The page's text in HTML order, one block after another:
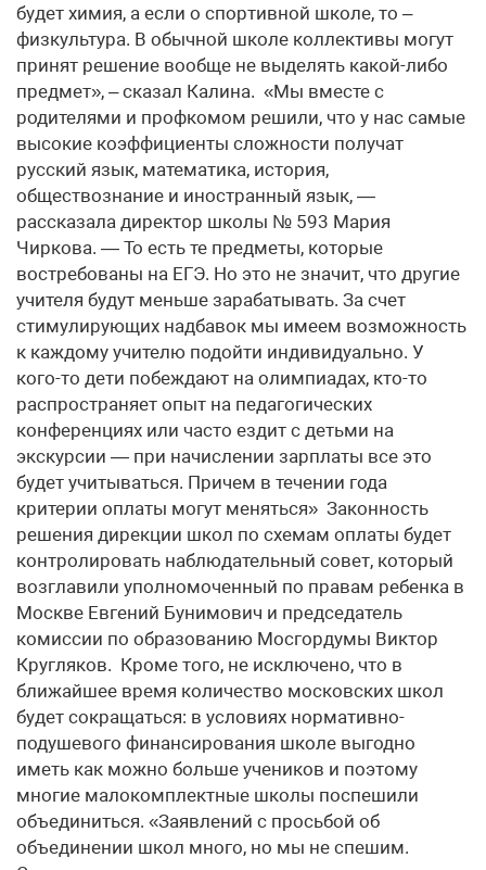
будет химия, а если о спортивной школе, то –
физкультура. В обычной школе коллективы могут
принят решение вообще не выделять какой-либо
предмет», – сказал Калина. «Мы вместе с
родителями и профкомом решили, что у нас самые
высокие коэффициенты сложности получат
русский язык, математика, история,
обществознание и иностранный язык, —
рассказала директор школы № 593 Мария
Чиркова. — То есть те предметы, которые
востребованы на ЕГЭ. Но это не значит, что другие
учителя будут меньше зарабатывать. За счет
стимулирующих надбавок мы имеем возможность
к каждому учителю подойти индивидуально. У
кого-то дети побеждают на олимпиадах, кто-то
распространяет опыт на педагогических
конференциях или часто ездит с детьми на
экскурсии — при начислении зарплаты все это
будет учитываться. Причем в течении года
критерии оплаты могут меняться» Законность
решения дирекции школ по схемам оплаты будет
контролировать наблюдательный совет, который
возглавили уполномоченный по правам ребенка в
Москве Евгений Бунимович и председатель
комиссии по образованию Мосгордумы Виктор
Кругляков. Кроме того, не исключено, что в
ближайшее время количество московских школ
будет сокращаться: в условиях нормативно-
подушевого финансирования школе выгодно
иметь как можно больше учеников и поэтому
многие малокомплектные школы поспешили
объединиться. «Заявлений с просьбой об
объединении школ много, но мы не спешим.